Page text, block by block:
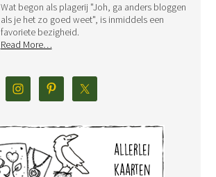
Wat begon als plagerij "Joh, ga anders bloggen
als je het zo goed weet", is inmiddels een
favoriete bezigheid.
Read More…